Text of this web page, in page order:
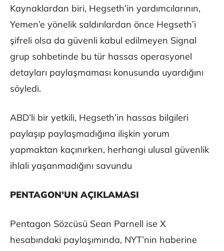
Kaynaklardan biri, Hegseth’in yardımcılarının,
Yemen’e yönelik saldırılardan önce Hegseth’i
şifreli olsa da güvenli kabul edilmeyen Signal
grup sohbetinde bu tür hassas operasyonel
detayları paylaşmaması konusunda uyardığını
söyledi.
ABD’li bir yetkili, Hegseth’in hassas bilgileri
paylaşıp paylaşmadığına ilişkin yorum
yapmaktan kaçınırken, herhangi ulusal güvenlik
ihlali yaşanmadığını savundu
PENTAGON’UN AÇIKLAMASI
Pentagon Sözcüsü Sean Parnell ise X
hesabındaki paylaşımında, NYT’nin haberine